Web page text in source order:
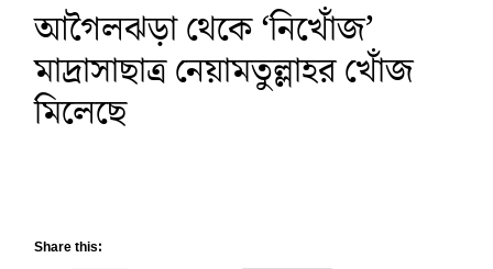
আগৈলঝড়া থেকে ‘নিখোঁজ’
মাদ্রাসাছাত্র নেয়ামতুল্লাহর খোঁজ
মিলেছে
Share this: